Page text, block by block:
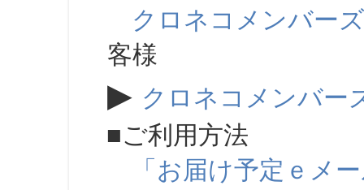
クロネコメンバーズ
客様
▶ クロネコメンバー
■ご利用方法
「お届け予定ｅメ